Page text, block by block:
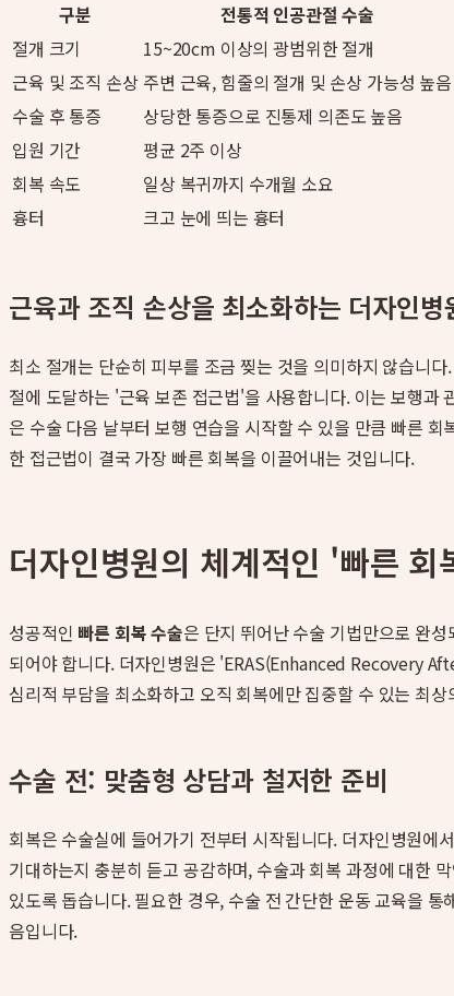
구분
전통적 인공관절 수술
절개 크기
15~20cm 이상의 광범위한 절개
근육 및 조직 손상 주변 근육, 힘줄의 절개 및 손상 가능성 높음
수술 후 통증
상당한 통증으로 진통제 의존도 높음
입원 기간
평균 2주 이상
회복 속도
일상 복귀까지 수개월 소요
흉터
크고 눈에 띄는 흉터
근육과 조직 손상을 최소화하는 더자인병
최소 절개는 단순히 피부를 조금 찢는 것을 의미하지 않습니
절에 도달하는 '근육 보존 접근법'을 사용합니다. 이는 보행과
은 수술 다음 날부터 보행 연습을 시작할 수 있을 만큼 빠른 회
한 접근법이 결국 가장 빠른 회복을 이끌어내는 것입니다.
더자인병원의 체계적인 '빠른 회
성공적인 빠른 회복 수술은 단지 뛰어난 수술 기법만으로 완
되어야 합니다. 더자인병원은 'ERAS(Enhanced Recovery
심리적 부담을 최소화하고 오직 회복에만 집중할 수 있는 최
수술 전: 맞춤형 상담과 철저한 준비
회복은 수술실에 들어가기 전부터 시작됩니다. 더자인병원에
기대하는지 충분히 듣고 공감하며, 수술과 회복 과정에 대한
있도록 돕습니다. 필요한 경우, 수술 전 간단한 운동 교육을
음입니다.